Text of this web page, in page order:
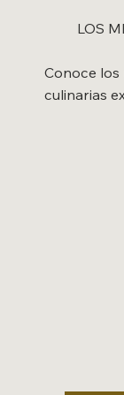
LOS
Conoce
culinarias